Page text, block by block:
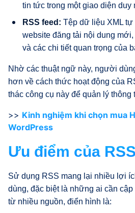
tin tức trong một giao diện duy
RSS feed: Tệp dữ liệu XML tự
website đăng tải nội dung
và các chi tiết quan trọng của
Nhờ các thuật ngữ này, người
hơn về cách thức hoạt động của
thác công cụ này để quản lý thông
>> Kinh nghiệm khi chọn mua
WordPress
Ưu điểm của
Sử dụng RSS mang lại nhiều lợi
dùng, đặc biệt là những ai cần
từ nhiều nguồn, điển hình là: